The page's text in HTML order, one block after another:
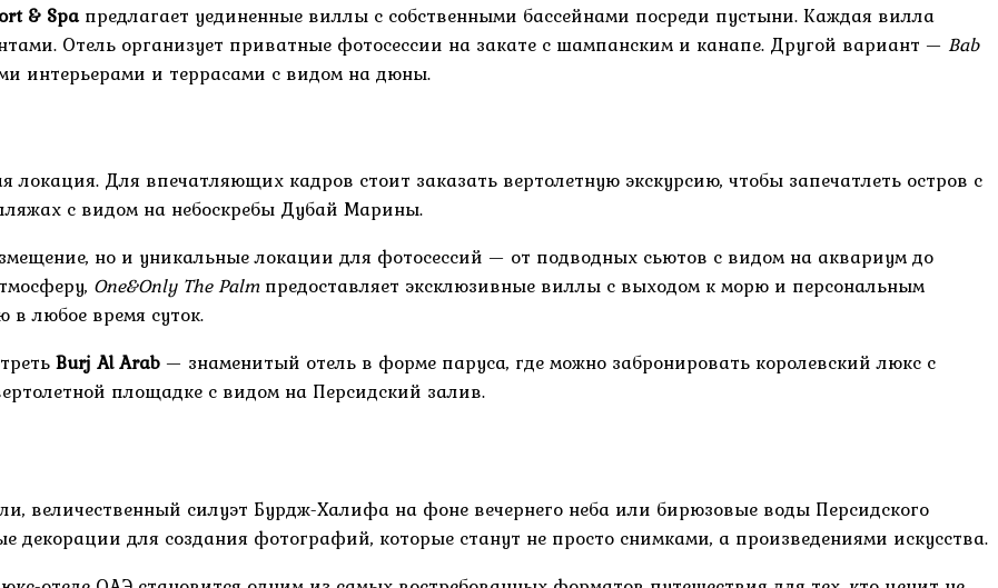
& Spaпредлагает уединенные виллы с собственными бассейнами посреди пустыни. Каждая вилла
Отель организует приватные фотосессии на закате с шампанским и канапе. Другой вариант — Bab
интерьерами и террасами с видом на дюны.
Для впечатляющих кадров стоит заказать вертолетную экскурсию, чтобы запечатлеть остров с
с видом на небоскребы Дубай Марины.
но и уникальные локации для фотосессий — от подводных сьютов с видом на аквариум до
One&Only The Palmпредоставляет эксклюзивные виллы с выходом к морю и персональным
в любое время суток.
Burj Al Arab — знаменитый отель в форме паруса, где можно забронировать королевский люкс с
площадке с видом на Персидский залив.
величественный силуэт Бурдж-Халифа на фоне вечернего неба или бирюзовые воды Персидского
для создания фотографий, которые станут не просто снимками, а произведениями искусства.